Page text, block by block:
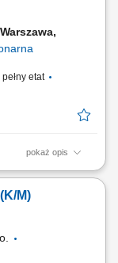
stanów
Warszawa,
pełny etat
pokaż opis
telefoniczny i
udział w
M)